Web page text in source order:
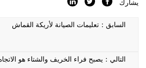
يشارك
السابق：تعليمات الصيانة لأريكة القماش
التالي：يصبح فراء الخريف والشتاء هو